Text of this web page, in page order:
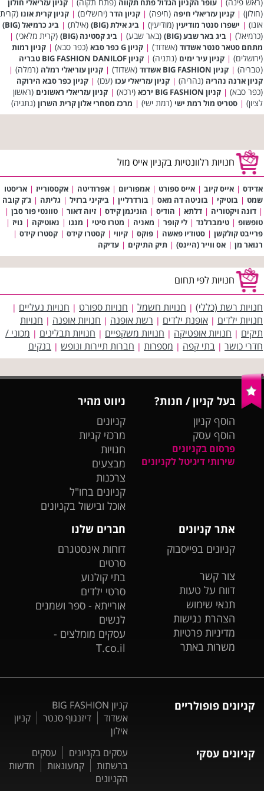
(חולון) | קניון עזריאלי חיפה (חיפה) | קניון הדר (ירושלים) | קניון קרית אונו (קרית
אונו) | ישפרו סנטר מודיעין (מודיעין) | ביג אילת (BIG) (אילת) | ביג כרמיאל (BIG)
(כרמיאל) | ביג באר שבע (BIG) (באר שבע) | ביג קסטינה (BIG) (קרית מלאכי) |
מתחם סטאר סנטר אשדוד (אשדוד) | קניון G כפר סבא (כפר סבא) | קניון רמות
(ירושלים) | קניון עיר ימים (נתניה) | קניון BIG FASHION DANILOF טבריה
(טבריה) | קניון BIG FASHION אשדוד (אשדוד) | קניון עזריאלי רמלה (רמלה) |
קניון ארנה נהריה (נהריה) | קניון עזריאלי עכו (עכו) | קניון כפר סבא הירוקה
(כפר סבא) | קניון BIG FASHION ירכא (ירכא) | קניון עזריאלי ראשונים (ראשון
לציון) | סטריט מול רמת ישי (רמת ישי) | מרכז מסחרי אלון קרית השרון (נתניה)
חנויות רלוונטיות בקניון אייס מול
אדידס | אייס קיוב | אייס ספורט | אמפוריום | אפרודיטה | אקססורייז | אריסטו
שמט | בוטיקי | בוניטה דה מאס | בורדרליין | ביקיני ברזיל | גליתה | ג'ק קובה
| דונה ויקטוריה | דלתא | הודיס | הוניגמן קידס | זיוה דאור | טוונטי פור סבן |
טופשופ | טימברלנד | לי קופר | מאניה | מטרו סיטי | מנגו | נאוטיקה | נויז |
פרייבט קולקשן | סטודיו פאשה | פוקס | קיווי | קסטרו קידס | קסטרו קידס |
רנואר מן | אס ווייר (היינס) | תיק התיקים | עדיקה
חנויות לפי תחום
חנויות רשת (כללי) | חנויות חשמל | חנויות ספורט | חנויות נעליים |
חנויות ילדים | אופנת ילדים | רשת אופנה | חנויות אופנה | חנויות
תיקים | חנויות אופטיקה | חנויות משקפיים | חנויות תבלינים | מכוני /
חדרי כושר | בתי קפה | מספרות | חברות תיירות ונופש | בנקים
בעל קניון / חנות?
הוסף קניון
הוסף עסק
פרסום בקניונים
שירותי דיגיטל לקניונים
ניווט מהיר
קניונים
מרכזי קניות
חנויות
מבצעים
צרכנות
קניונים בחו"ל
אוכל ובישול בקניונים
אתר קניונים
קניונים בפייסבוק
צור קשר
דווח על טעות
תנאי שימוש
הצהרת נגישות
מדיניות פרטיות
משרות באתר
חברים שלנו
דוחות אינסטגרם
סרטים
בתי קולנוע
סרטי ילדים
אורייתא - ספר ושמנים
לנשים
עסקים מומלצים -
T.co.il
קניונים פופולריים
קניון BIG FASHION
אשדוד
דיזנגוף סנטר
קניון
אילון
קניונים עסקי עסקים בקניונים
עסקים
ברשתות
קמעונאות
חדשות
הקניונים